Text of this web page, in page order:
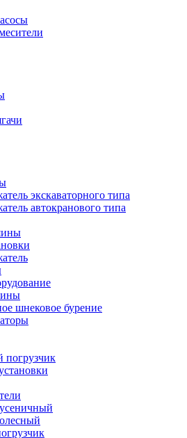
экскаваторного типа
автокранового типа
шнековое бурение
погрузчик